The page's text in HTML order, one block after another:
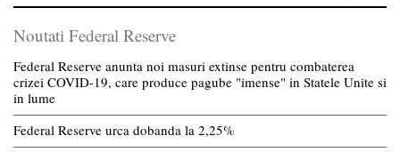
Noutati Federal Reserve
Federal Reserve anunta noi masuri extinse pentru combaterea
crizei COVID-19, care produce pagube "imense" in Statele Unite si
in lume
Federal Reserve urca dobanda la 2,25%